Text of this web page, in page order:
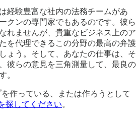
経験豊富な社内の法務チームがあ
クンの専門家でもあるのです。彼ら
れませんが、貴重なビジネス上のア
を代理できるこの分野の最高の弁護
ょう。そして、あなたの仕事は、そ
彼らの意見を三角測量して、最良の
。
作っている、または作ろうとして
探してください。